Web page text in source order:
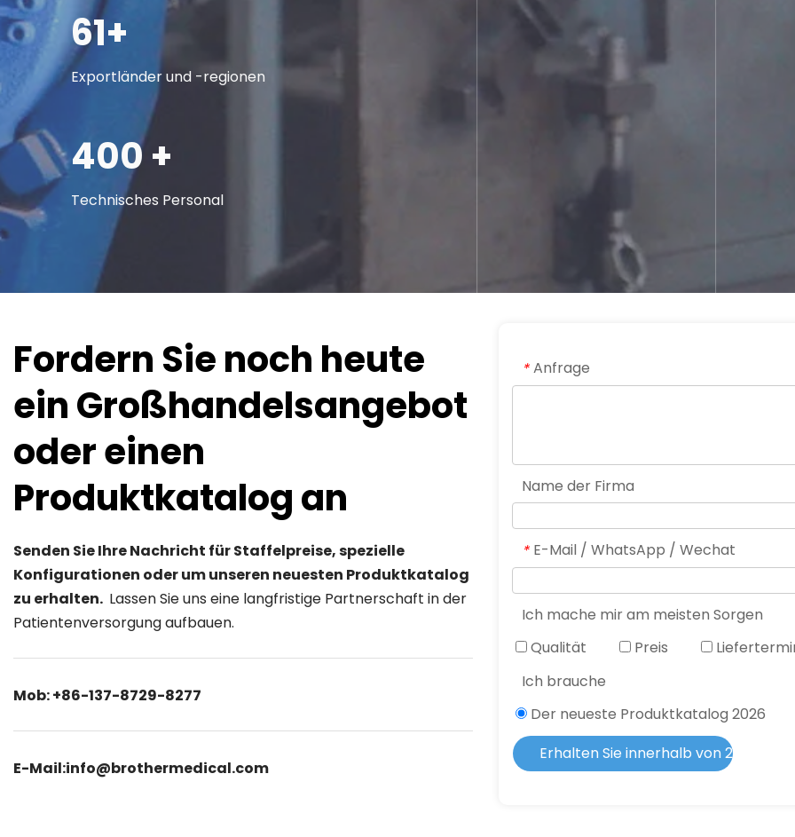
61+
Exportländer und -regionen
400 +
Technisches Personal
Fordern Sie noch heute
ein Großhandelsangebot
oder einen
Produktkatalog an
Senden Sie Ihre Nachricht für Staffelpreise, spezielle
Konfigurationen oder um unseren neuesten Produktkatalog
zu erhalten. Lassen Sie uns eine langfristige Partnerschaft in der
Patientenversorgung aufbauen.
Mob: +86-137-8729-8277
E-Mail:info@brothermedical.com
* Anfrage
Name der Firma
* E-Mail / WhatsApp / Wechat
Ich mache mir am meisten Sorgen
Qualität
Preis
Ich brauche
Der neueste Produktkatalog 2026
Erhalten Sie innerhalb von 2